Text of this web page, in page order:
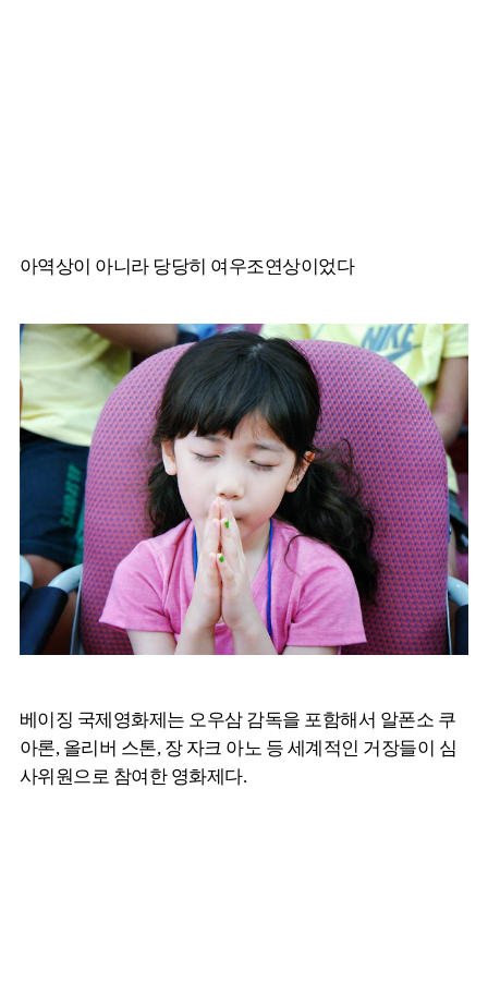
아역상이 아니라 당당히 여우조연상이었다
베이징 국제영화제는 오우삼 감독을 포함해서 알폰소 쿠
아론, 올리버 스톤, 장 자크 아노 등 세계적인 거장들이 심
사위원으로 참여한 영화제다.